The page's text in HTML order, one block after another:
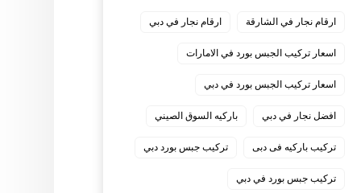
ارقام نجار في الشارقة ارقام نجار في دبي
اسعار تركيب الجبس بورد في الامارات
اسعار تركيب الجبس بورد في دبي
افضل نجار في دبي باركيه السوق الصيني
تركيب باركيه فى دبى تركيب جبس بورد دبي
تركيب جبس بورد في دبي